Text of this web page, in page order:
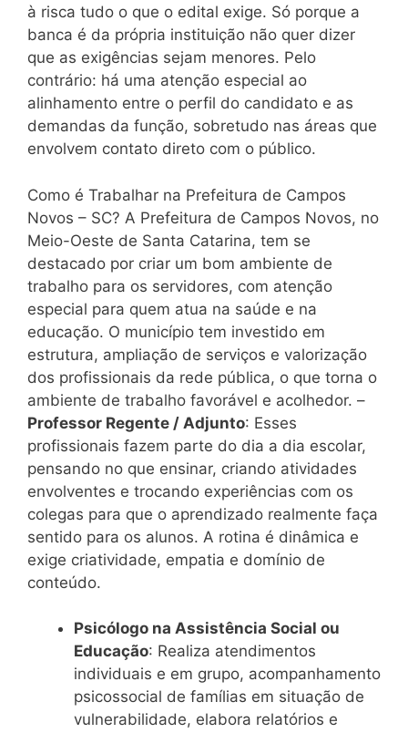
à risca tudo o que o edital exige. Só porque a
banca é da própria instituição não quer dizer
que as exigências sejam menores. Pelo
contrário: há uma atenção especial ao
alinhamento entre o perfil do candidato e as
demandas da função, sobretudo nas áreas que
envolvem contato direto com o público.
Como é Trabalhar na Prefeitura de Campos
Novos – SC? A Prefeitura de Campos Novos, no
Meio-Oeste de Santa Catarina, tem se
destacado por criar um bom ambiente de
trabalho para os servidores, com atenção
especial para quem atua na saúde e na
educação. O município tem investido em
estrutura, ampliação de serviços e valorização
dos profissionais da rede pública, o que torna o
ambiente de trabalho favorável e acolhedor. –
Professor Regente / Adjunto: Esses
profissionais fazem parte do dia a dia escolar,
pensando no que ensinar, criando atividades
envolventes e trocando experiências com os
colegas para que o aprendizado realmente faça
sentido para os alunos. A rotina é dinâmica e
exige criatividade, empatia e domínio de
conteúdo.
Psicólogo na Assistência Social ou
Educação: Realiza atendimentos
individuais e em grupo, acompanhamento
psicossocial de famílias em situação de
vulnerabilidade, elabora relatórios e